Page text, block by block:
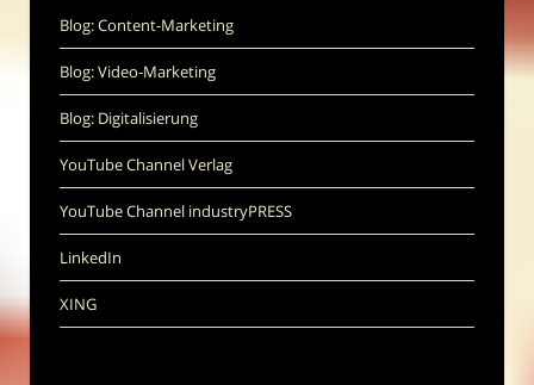
Blog: Content-Marketing
Blog: Video-Marketing
Blog: Digitalisierung
YouTube Channel Verlag
YouTube Channel industryPRESS
LinkedIn
XING